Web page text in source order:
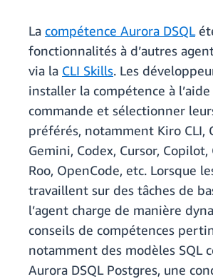
La compétence Aurora DSQL
fonctionnalités à d’autres
via la CLI Skills. Les
installer la compétence à l’aide
commande et sélectionner
préférés, notamment Kiro CLI,
Gemini, Codex, Cursor,
Roo, OpenCode, etc. Lorsque
travaillent sur des tâches de
l’agent charge de manière
conseils de compétences
notamment des modèles SQL
Aurora DSQL Postgres, une